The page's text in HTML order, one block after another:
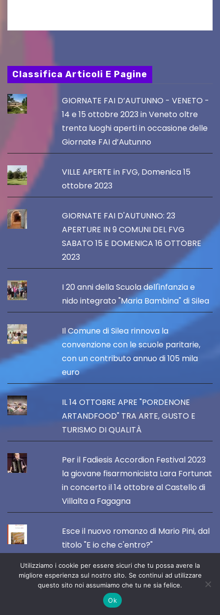
Classifica Articoli E Pagine
GIORNATE FAI D’AUTUNNO - VENETO -
14 e 15 ottobre 2023 in Veneto oltre
trenta luoghi aperti in occasione delle
Giornate FAI d’Autunno
VILLE APERTE in FVG, Domenica 15
ottobre 2023
GIORNATE FAI D'AUTUNNO: 23
APERTURE IN 9 COMUNI DEL FVG
SABATO 15 E DOMENICA 16 OTTOBRE
2023
I 20 anni della Scuola dell'infanzia e
nido integrato "Maria Bambina" di Silea
Il Comune di Silea rinnova la
convenzione con le scuole paritarie,
con un contributo annuo di 105 mila
euro
IL 14 OTTOBRE APRE "PORDENONE
ARTANDFOOD" TRA ARTE, GUSTO E
TURISMO DI QUALITÀ
Per il Fadiesis Accordion Festival 2023
la giovane fisarmonicista Lara Fortunat
in concerto il 14 ottobre al Castello di
Villalta a Fagagna
Esce il nuovo romanzo di Mario Pini, dal
titolo "E io che c'entro?"
FORUM JULII E CASARSA SI
SPARTISCONO LA POSTA IN PALIO
Utilizziamo i cookie per essere sicuri che tu possa avere la
migliore esperienza sul nostro sito. Se continui ad utilizzare
questo sito noi assumiamo che tu ne sia felice.
Ok